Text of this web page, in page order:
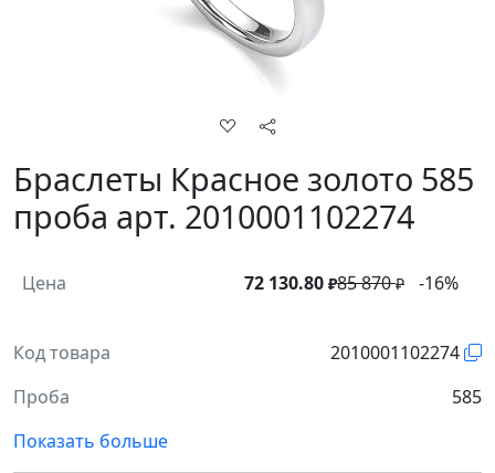
Браслеты Красное золото 585
проба арт. 2010001102274
Цена 72 130.80 ₽85 870₽ -16%
Код товара
2010001102274
Проба
585
Показать больше